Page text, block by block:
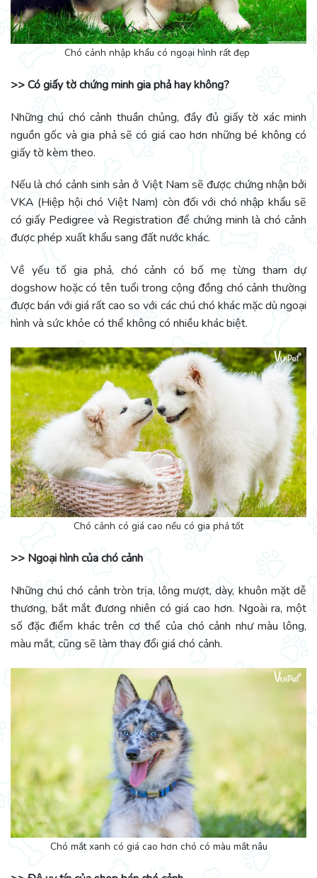
Chó cảnh nhập khẩu có ngoại hình rất đẹp
>> Có giấy tờ chứng minh gia phả hay không?
Những chú chó cảnh thuần chủng, đầy đủ giấy tờ xác minh
nguồn gốc và gia phả sẽ có giá cao hơn những bé không có
giấy tờ kèm theo.
Nếu là chó cảnh sinh sản ở Việt Nam sẽ được chứng nhận bởi
VKA (Hiệp hội chó Việt Nam) còn đối với chó nhập khẩu sẽ
có giấy Pedigree và Registration để chứng minh là chó cảnh
được phép xuất khẩu sang đất nước khác.
Về yếu tố gia phả, chó cảnh có bố mẹ từng tham dự
dogshow hoặc có tên tuổi trong cộng đồng chó cảnh thường
được bán với giá rất cao so với các chú chó khác mặc dù ngoại
hình và sức khỏe có thể không có nhiều khác biệt.
Chó cảnh có giá cao nếu có gia phả tốt
>> Ngoại hình của chó cảnh
Những chú chó cảnh tròn trịa, lông mượt, dày, khuôn mặt dễ
thương, bắt mắt đương nhiên có giá cao hơn. Ngoài ra, một
số đặc điểm khác trên cơ thể của chó cảnh như màu lông,
màu mắt, cũng sẽ làm thay đổi giá chó cảnh.
Chó mắt xanh có giá cao hơn chó có màu mắt nâu